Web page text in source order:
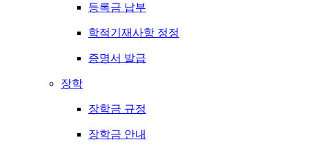
등록금 납부
학적기재사항 정정
증명서 발급
장학
장학금 규정
장학금 안내